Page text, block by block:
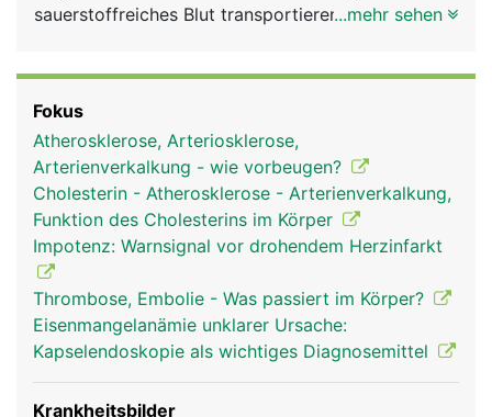
Rubriken
sauerstoffreiches Blut transportieren. Die grösste
2.5 Zentimeter und eine Länge von etwa 30 bis 40
Zentimeter hat. Aus der Aorta zweigen alle
Arterien des Körpers ab.
...mehr sehen
Fokus
Atherosklerose, Arteriosklerose,
Arterienverkalkung - wie vorbeugen?
Cholesterin - Atherosklerose - Arterienverkalkung,
Funktion des Cholesterins im Körper
Impotenz: Warnsignal vor drohendem Herzinfarkt
Thrombose, Embolie - Was passiert im Körper?
Eisenmangelanämie unklarer Ursache:
Kapselendoskopie als wichtiges Diagnosemittel
Krankheitsbilder